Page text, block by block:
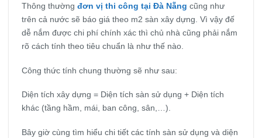
Thông thường đơn vị thi công tại Đà Nẵng cũng như
trên cả nước sẽ báo giá theo m2 sàn xây dựng. Vì vậy đế
dễ nắm được chi phí chính xác thì chủ nhà cũng phải nắm
rõ cách tính theo tiêu chuẩn là như thế nào.
Công thức tính chung thường sẽ như sau:
Diện tích xây dựng = Diện tích sàn sử dụng + Diện tích
khác (tầng hầm, mái, ban công, sân,…).
Bây giờ cùng tìm hiểu chi tiết các tính sàn sử dụng và diện